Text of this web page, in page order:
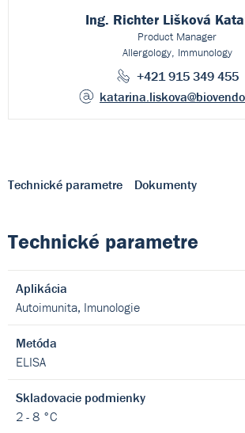
Ing. Richter Lišková
Product Manager
Allergology, Immunology
+421 915 349 455
katarina.liskova
Technické parametre Dokumenty
Technické parametre
Aplikácia
Autoimunita, Imunologie
Metóda
ELISA
Skladovacie podmienky
2 - 8 °C